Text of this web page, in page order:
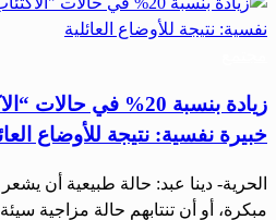
زيادة بنسبة 20% في
خبيرة نفسية: نتيجة للأوضاع
الحرية- دينا عبد: حالة طبيعية أن
مبكرة، أو أن تنتابهم حالة مزاجية